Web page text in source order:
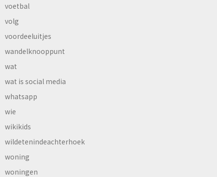
voetbal
volg
voordeeluitjes
wandelknooppunt
wat
wat is social media
whatsapp
wie
wikikids
wildetenindeachterhoek
woning
woningen